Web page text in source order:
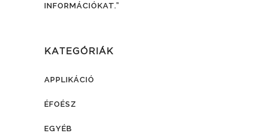
INFORMÁCIÓKAT.”
KATEGÓRIÁK
APPLIKÁCIÓ
ÉFOÉSZ
EGYÉB